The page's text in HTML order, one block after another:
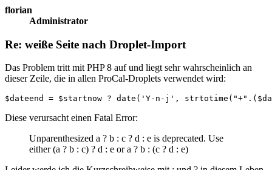
florian
Administrator
Re: weiße Seite nach Droplet-Import
Das Problem tritt mit PHP 8 auf und liegt sehr wahrscheinlich an
dieser Zeile, die in allen ProCal-Droplets verwendet wird:
$dateend = $startnow ? date('Y-n-j',
Diese verursacht einen Fatal Error:
Unparenthesized a ? b : c ? d : e is deprecated. Use
either (a ? b : c) ? d : e or a ? b : (c ? d : e)